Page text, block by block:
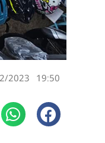
19:50
2023